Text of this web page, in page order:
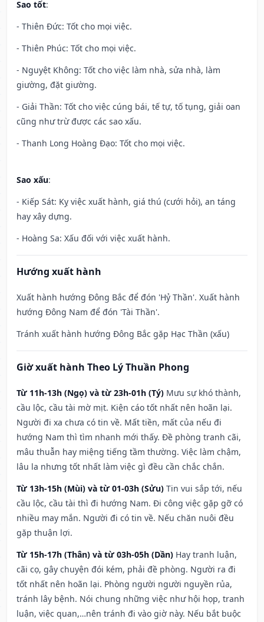
Sao tốt:
- Thiên Đức: Tốt cho mọi việc.
- Thiên Phúc: Tốt cho mọi việc.
- Nguyệt Không: Tốt cho việc làm nhà, sửa nhà, làm
giường, đặt giường.
- Giải Thần: Tốt cho việc cúng bái, tế tự, tố tụng, giải oan
cũng như trừ được các sao xấu.
- Thanh Long Hoàng Đạo: Tốt cho mọi việc.
Sao xấu:
- Kiếp Sát: Kỵ việc xuất hành, giá thú (cưới hỏi), an táng
hay xây dựng.
- Hoàng Sa: Xấu đối với việc xuất hành.
Hướng xuất hành
Xuất hành hướng Đông Bắc để đón 'Hỷ Thần'. Xuất hành
hướng Đông Nam để đón 'Tài Thần'.
Tránh xuất hành hướng Đông Bắc gặp Hạc Thần (xấu)
Giờ xuất hành Theo Lý Thuần Phong
Từ 11h-13h (Ngọ) và từ 23h-01h (Tý) Mưu sự khó thành,
cầu lộc, cầu tài mờ mịt. Kiện cáo tốt nhất nên hoãn lại.
Người đi xa chưa có tin về. Mất tiền, mất của nếu đi
hướng Nam thì tìm nhanh mới thấy. Đề phòng tranh cãi,
mâu thuẫn hay miệng tiếng tầm thường. Việc làm chậm,
lâu la nhưng tốt nhất làm việc gì đều cần chắc chắn.
Từ 13h-15h (Mùi) và từ 01-03h (Sửu) Tin vui sắp tới, nếu
cầu lộc, cầu tài thì đi hướng Nam. Đi công việc gặp gỡ có
nhiều may mắn. Người đi có tin về. Nếu chăn nuôi đều
gặp thuận lợi.
Từ 15h-17h (Thân) và từ 03h-05h (Dần) Hay tranh luận,
cãi cọ, gây chuyện đói kém, phải đề phòng. Người ra đi
tốt nhất nên hoãn lại. Phòng người người nguyền rủa,
tránh lây bệnh. Nói chung những việc như hội họp, tranh
luận, việc quan,…nên tránh đi vào giờ này. Nếu bắt buộc